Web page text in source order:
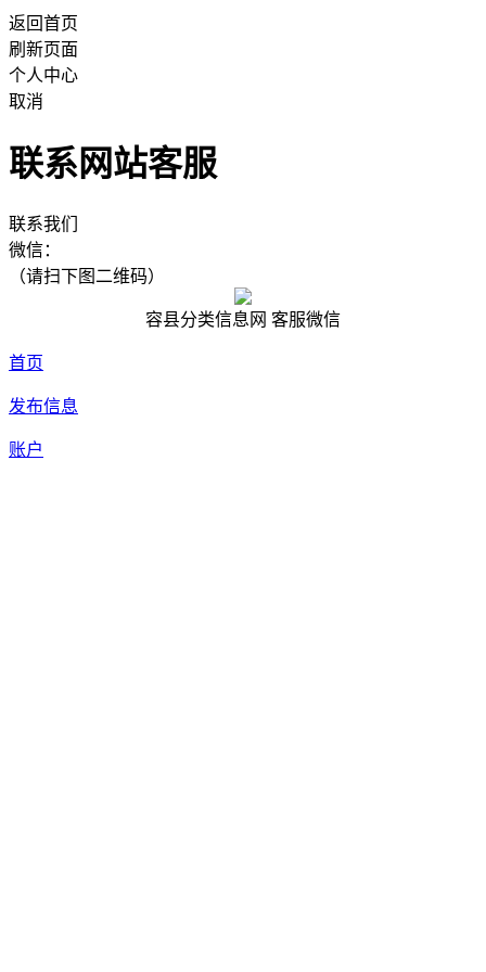
返回首页
刷新页面
个人中心
取消
联系网站客服
联系我们
微信：
（请扫下图二维码）
容县分类信息网 客服微信
首页
发布信息
账户